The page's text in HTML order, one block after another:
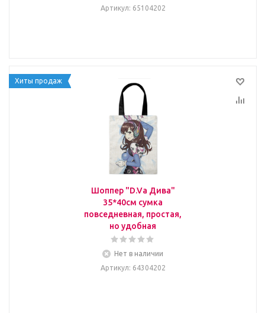
Артикул: 65104202
Хиты продаж
Шоппер "D.Va Дива"
35*40см сумка
повседневная, простая,
но удобная
Нет в наличии
Артикул: 64304202